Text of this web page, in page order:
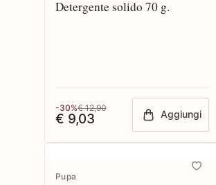
Detergente solido 70 g.
-30%€ 12,90
€ 9,03 Aggiungi
Pupa